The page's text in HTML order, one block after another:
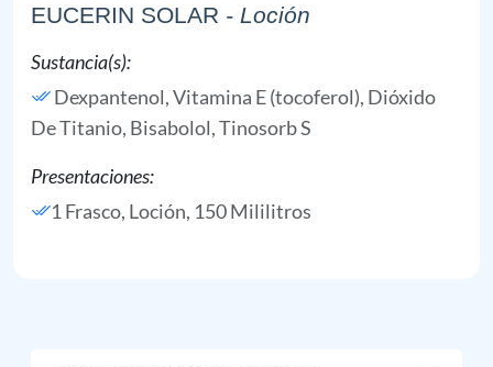
EUCERIN SOLAR - Loción
Sustancia(s):
Dexpantenol,Vitamina E (tocoferol), Dióxido
De Titanio, Bisabolol,Tinosorb S
Presentaciones:
1 Frasco, Loción, 150 Mililitros